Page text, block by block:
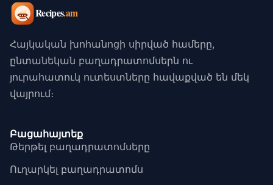
Հայկական խոհանոցի սիրված համերը,
ընտանեկան բաղադրատոմսերն ու
յուրահատուկ ուտեստները հավաքված են մեկ
վայրում։
Բացահայտեք
Թերթել բաղադրատոմսերը
Ուղարկել բաղադրատոմս